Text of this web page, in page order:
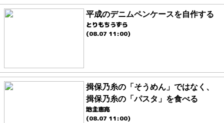
平成のデニムペンケースを自作する
とりもちうずら
(08.07 11:00)
揖保乃糸の「そうめん」ではなく、
揖保乃糸の「パスタ」を食べる
地主恵亮
(08.07 11:00)